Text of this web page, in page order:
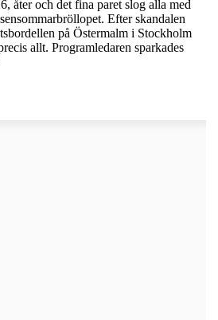
åter och det fina paret slog alla med
Efter skandalen
på Östermalm i Stockholm
allt. Programledaren sparkades